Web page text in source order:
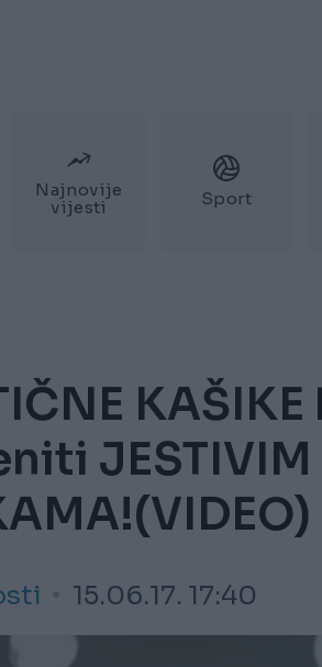
Najnovije
vijesti
Sport
JESTIVIM
15.06.17. 17:40